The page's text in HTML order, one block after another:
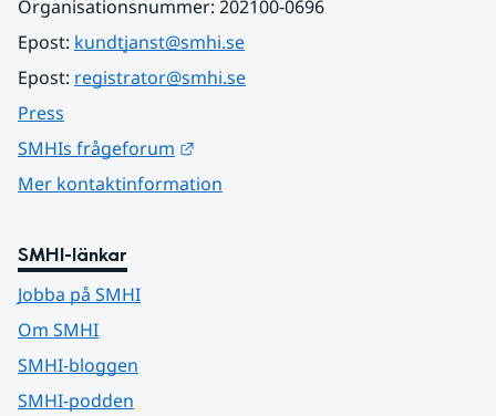
Organisationsnummer: 202100-0696
Epost: kundtjanst@smhi.se
Epost: registrator@smhi.se
Press
SMHIs frågeforum
Mer kontaktinformation
SMHI-länkar
Jobba på SMHI
Om SMHI
SMHI-bloggen
SMHI-podden